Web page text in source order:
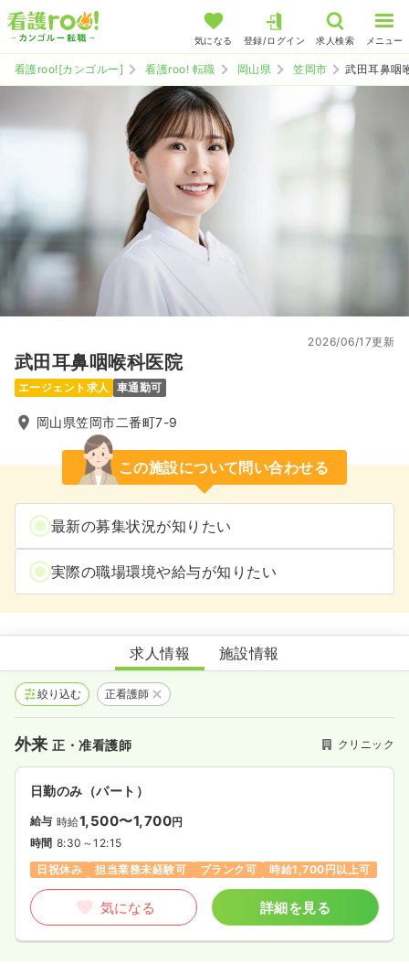
気になる 登録/ログイン 求人検索 メニュー
看護roo![カンゴルー] 看護roo! 転職 岡山県 笠岡市 武田耳鼻咽
武田耳鼻咽喉科医院
2026/06/17更新
エージェント求人 車通勤可
岡山県笠岡市二番町7-9
この施設について問い合わせる
最新の募集状況が知りたい
実際の職場環境や給与が知りたい
武田耳鼻咽喉科医院
求人情報 施設情報
絞り込む 正看護師
外来正・准看護師 クリニック
日勤のみ（パート）
給与 時給1,500〜1,700円
時間 8:30～12:15
日祝休み
担当業務未経験可 ブランク可 時給1,700円以上可
気になる 詳細を見る